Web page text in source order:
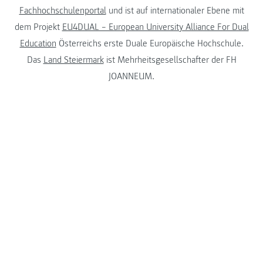
Fachhochschulenportalund ist auf internationaler Ebene mit
dem Projekt EU4DUAL – European University Alliance For Dual
Education Österreichs erste Duale Europäische Hochschule.
Das Land Steiermarkist Mehrheitsgesellschafter der FH
JOANNEUM.